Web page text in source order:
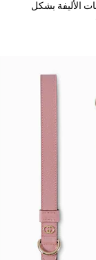
الأليفة بشكل